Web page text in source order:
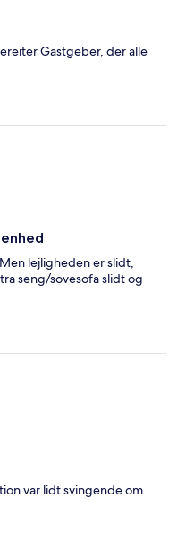
Gastgeber, der alle
lejligheden er slidt,
seng/sovesofa slidt og
var lidt svingende om